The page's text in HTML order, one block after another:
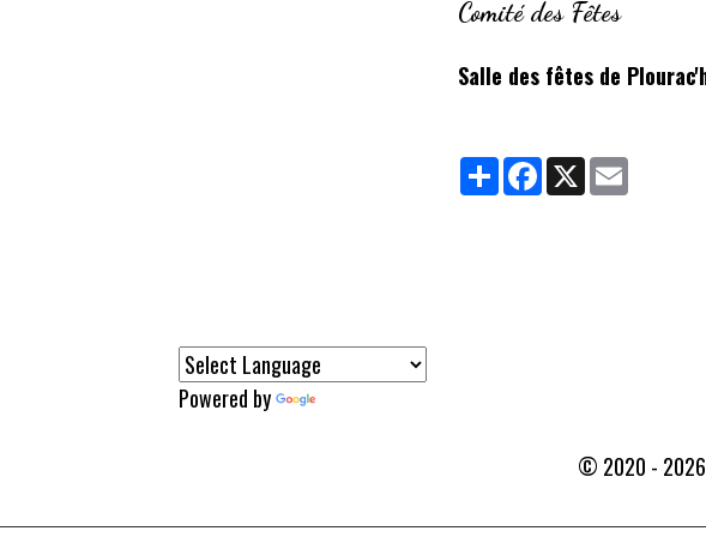
Comité des Fêtes
Salle des fêtes de
PartagerFacebook
X Email
Powered by
© 2020 - 2026